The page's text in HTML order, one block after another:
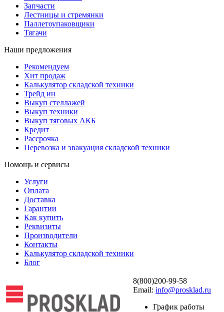
Запчасти
Лестницы и стремянки
Паллетоупаковщики
Тягачи
Наши предложения
Рекомендуем
Хит продаж
Калькулятор складской техники
Трейд ин
Выкуп стеллажей
Выкуп техники
Выкуп тяговых АКБ
Кредит
Рассрочка
Перевозка и эвакуация складской техники
Помощь и сервисы
Услуги
Оплата
Доставка
Гарантии
Как купить
Реквизиты
Производители
Контакты
Калькулятор складской техники
Блог
8(800)200-99-58
Email: info@prosklad.ru
График работы